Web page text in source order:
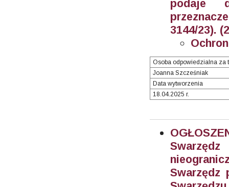
podaje
3144/23).
Osoba odpowiedzialna za
Joanna Szcześniak
Data wytworzenia
18.04.2025 r.
Swarzędz